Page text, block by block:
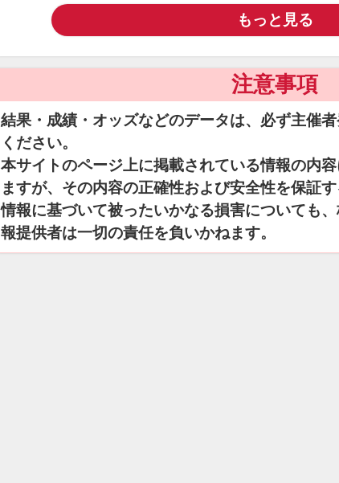
もっと見る
注意事項
結果・成績・オッズなどのデータは、必ず主催
ください。
本サイトのページ上に掲載されている情報の内
ますが、その内容の正確性および安全性を保証
情報に基づいて被ったいかなる損害についても
報提供者は一切の責任を負いかねます。